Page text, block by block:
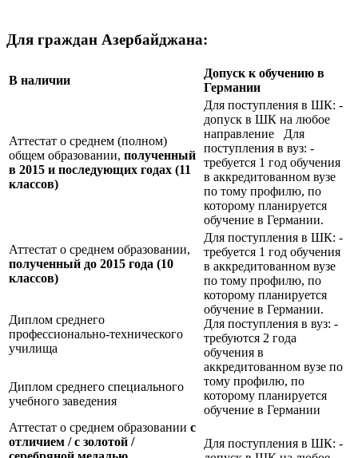
Для граждан Азербайджана:
В наличии
Допуск к обучению в
Германии
Аттестат о среднем (полном)
общем образовании, полученный
в 2015 и последующих годах (11
классов)
Для поступления в ШК: -
допуск в ШК на любое
направление Для
поступления в вуз: -
требуется 1 год обучения
в аккредитованном вузе
по тому профилю, по
которому планируется
обучение в Германии.
Аттестат о среднем образовании,
полученный до 2015 года (10
классов)
Для поступления в ШК: -
требуется 1 год обучения
в аккредитованном вузе
по тому профилю, по
которому планируется
обучение в Германии.
Для поступления в вуз: -
требуются 2 года
обучения в
аккредитованном вузе по
тому профилю, по
которому планируется
обучение в Германии
Диплом среднего
профессионально-технического
училища
Диплом среднего специального
учебного заведения
Аттестат о среднем образовании с
отличием / с золотой /
Для поступления в ШК: -